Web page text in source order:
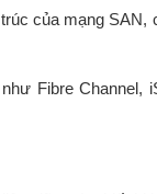
của mạng
Fibre Channel,